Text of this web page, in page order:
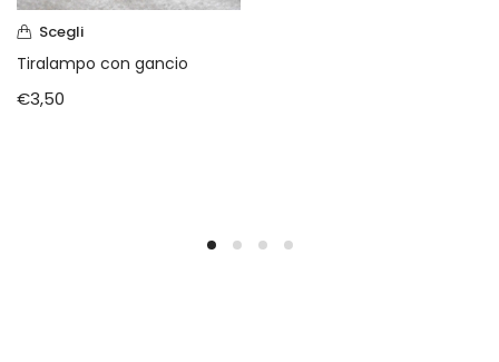
Scegli
Tiralampo con gancio
€3,50